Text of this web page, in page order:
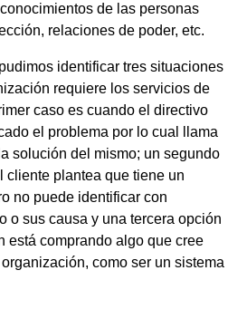
de las personas
relaciones de poder, etc.
identificar tres situaciones
requiere los servicios de
caso es cuando el directivo
el problema por lo cual llama
solución del mismo; un segundo
cliente plantea que tiene un
no puede identificar con
o sus causa y una tercera opción
está comprando algo que cree
como ser un sistema